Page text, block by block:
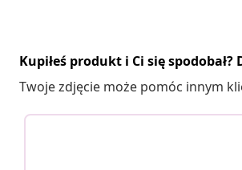
Kupiłeś produkt i Ci się spodobał?
Twoje zdjęcie może pomóc innym